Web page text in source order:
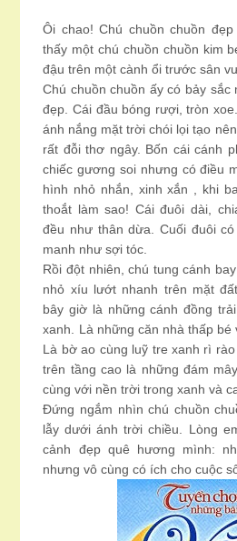
Ôi chao! Chú chuồn chuồn
thấy một chú chuồn chuồn kim
đậu trên một cành ổi trước sân
Chú chuồn chuồn ấy có bảy sắc
đẹp. Cái đầu bóng rượi, tròn
ánh nắng mặt trời chói lọi tạo
rất đỗi thơ ngây. Bốn cái cánh
chiếc gương soi nhưng có điều
hình nhỏ nhắn, xinh xắn , khi
thoắt làm sao! Cái đuôi dài,
đều như thân dừa. Cuối đuôi
manh như sợi tóc.
Rồi đột nhiên, chú tung cánh
nhỏ xíu lướt nhanh trên mặt
bây giờ là những cánh đồng
xanh. Là những căn nhà thấp bé
Là bờ ao cùng luỹ tre xanh rì
trên tầng cao là những đám
cùng với nền trời trong xanh và
Đứng ngắm nhìn chú chuồn
lẫy dưới ánh trời chiều. Lòng
cảnh đẹp quê hương mình:
nhưng vô cùng có ích cho cuộc